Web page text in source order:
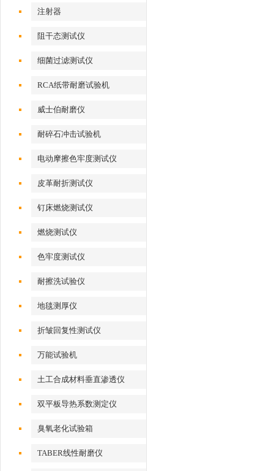
注射器
阻干态测试仪
细菌过滤测试仪
RCA纸带耐磨试验机
威士伯耐磨仪
耐碎石冲击试验机
电动摩擦色牢度测试仪
皮革耐折测试仪
钉床燃烧测试仪
燃烧测试仪
色牢度测试仪
耐擦洗试验仪
地毯测厚仪
折皱回复性测试仪
万能试验机
土工合成材料垂直渗透仪
双平板导热系数测定仪
臭氧老化试验箱
TABER线性耐磨仪